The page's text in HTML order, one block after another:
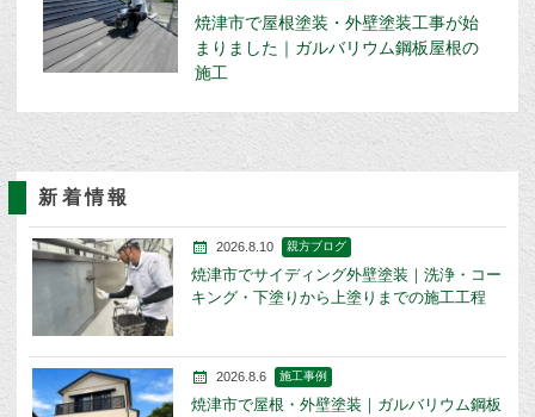
焼津市で屋根塗装・外壁塗装工事が始
まりました｜ガルバリウム鋼板屋根の
施工
新着情報
2026.8.10 親方ブログ
焼津市でサイディング外壁塗装｜洗浄・コー
キング・下塗りから上塗りまでの施工工程
2026.8.6 施工事例
焼津市で屋根・外壁塗装｜ガルバリウム鋼板